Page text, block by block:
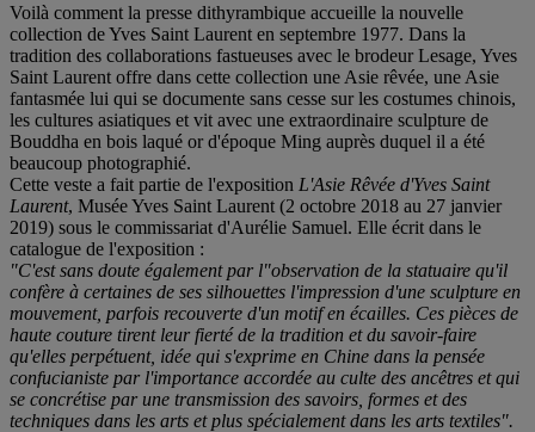
Voilà comment la presse dithyrambique accueille la nouvelle
collection de Yves Saint Laurent en septembre 1977. Dans la
tradition des collaborations fastueuses avec le brodeur Lesage, Yves
Saint Laurent offre dans cette collection une Asie rêvée, une Asie
fantasmée lui qui se documente sans cesse sur les costumes chinois,
les cultures asiatiques et vit avec une extraordinaire sculpture de
Bouddha en bois laqué or d'époque Ming auprès duquel il a été
beaucoup photographié.
Cette veste a fait partie de l'exposition L'Asie Rêvée d'Yves Saint
Laurent, Musée Yves Saint Laurent (2 octobre 2018 au 27 janvier
2019) sous le commissariat d'Aurélie Samuel. Elle écrit dans le
catalogue de l'exposition :
"C'est sans doute également par l"observation de la statuaire qu'il
confère à certaines de ses silhouettes l'impression d'une sculpture en
mouvement, parfois recouverte d'un motif en écailles. Ces pièces de
haute couture tirent leur fierté de la tradition et du savoir-faire
qu'elles perpétuent, idée qui s'exprime en Chine dans la pensée
confucianiste par l'importance accordée au culte des ancêtres et qui
se concrétise par une transmission des savoirs, formes et des
techniques dans les arts et plus spécialement dans les arts textiles".